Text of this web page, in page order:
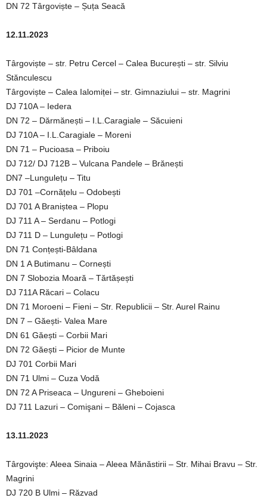
DN 72 Târgoviște – Șuța Seacă
12.11.2023
Târgoviște – str. Petru Cercel – Calea București – str. Silviu
Stănculescu
Târgoviște – Calea Ialomiței – str. Gimnaziului – str. Magrini
DJ 710A – Iedera
DN 72 – Dărmănești – I.L.Caragiale – Săcuieni
DJ 710A – I.L.Caragiale – Moreni
DN 71 – Pucioasa – Priboiu
DJ 712/ DJ 712B – Vulcana Pandele – Brănești
DN7 –Lungulețu – Titu
DJ 701 –Cornățelu – Odobești
DJ 701 A Braniștea – Plopu
DJ 711 A – Serdanu – Potlogi
DJ 711 D – Lungulețu – Potlogi
DN 71 Conțești-Bâldana
DN 1 A Butimanu – Cornești
DN 7 Slobozia Moară – Tărtășești
DJ 711A Răcari – Colacu
DN 71 Moroeni – Fieni – Str. Republicii – Str. Aurel Rainu
DN 7 – Găești- Valea Mare
DN 61 Găești – Corbii Mari
DN 72 Găești – Picior de Munte
DJ 701 Corbii Mari
DN 71 Ulmi – Cuza Vodă
DN 72 A Priseaca – Ungureni – Gheboieni
DJ 711 Lazuri – Comişani – Băleni – Cojasca
13.11.2023
Târgovişte: Aleea Sinaia – Aleea Mănăstirii – Str. Mihai Bravu – Str.
Magrini
DJ 720 B Ulmi – Răzvad